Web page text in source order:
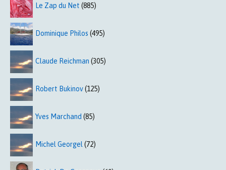
Le Zap du Net (885)
Dominique Philos (495)
Claude Reichman (305)
Robert Bukinov(125)
Yves Marchand (85)
Michel Georgel (72)